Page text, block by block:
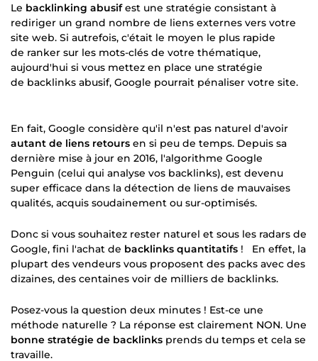
Le backlinking abusifest une stratégie consistant à
rediriger un grand nombre de liens externes vers votre
site web. Si autrefois, c'était le moyen le plus rapide
de ranker sur les mots-clés de votre thématique,
aujourd'hui si vous mettez en place une stratégie
de backlinks abusif, Google pourrait pénaliser votre site.
En fait, Google considère qu'il n'est pas naturel d'avoir
autant de liens retours en si peu de temps. Depuis sa
dernière mise à jour en 2016, l'algorithme Google
Penguin (celui qui analyse vos backlinks), est devenu
super efficace dans la détection de liens de mauvaises
qualités, acquis soudainement ou sur-optimisés.
Donc si vous souhaitez rester naturel et sous les radars de
Google, fini l'achat de backlinks quantitatifs ! En effet, la
plupart des vendeurs vous proposent des packs avec des
dizaines, des centaines voir de milliers de backlinks.
Posez-vous la question deux minutes ! Est-ce une
méthode naturelle ? La réponse est clairement NON. Une
bonne stratégie de backlinks prends du temps et cela se
travaille.